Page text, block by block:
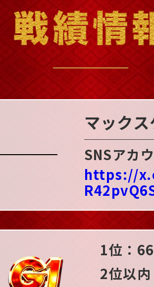
マック
SNSアカ
https://
1位：
2位以